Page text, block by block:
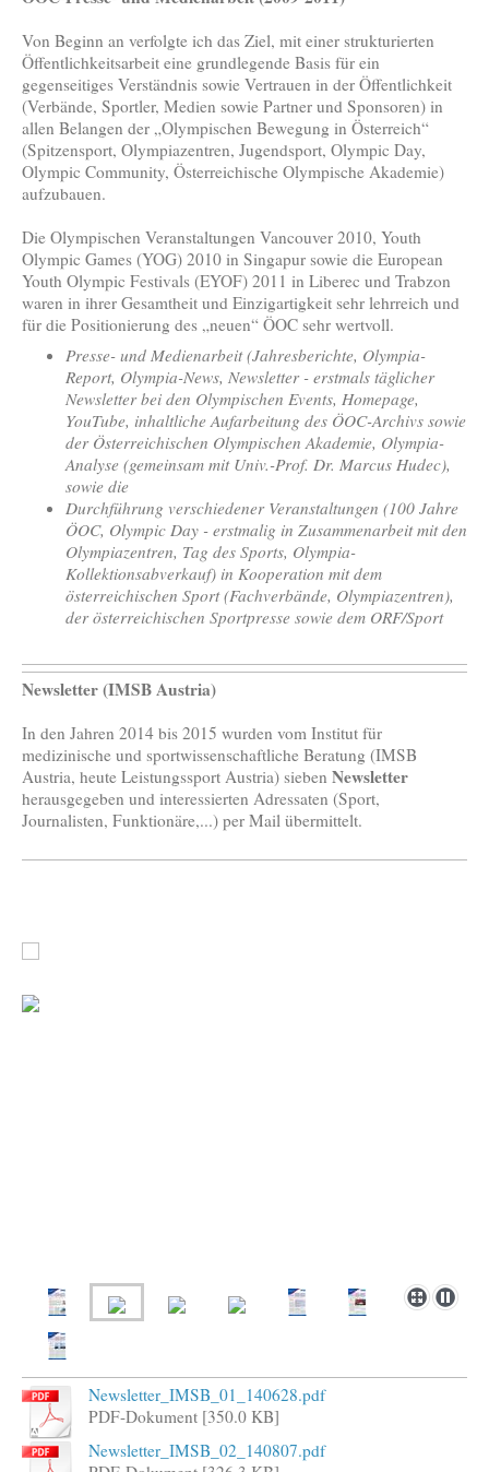
Von Beginn an verfolgte ich das Ziel, mit einer strukturierten
Öffentlichkeitsarbeit eine grundlegende Basis für ein
gegenseitiges Verständnis sowie Vertrauen in der Öffentlichkeit
(Verbände, Sportler, Medien sowie Partner und Sponsoren) in
allen Belangen der „Olympischen Bewegung in Österreich“
(Spitzensport, Olympiazentren, Jugendsport, Olympic Day,
Olympic Community, Österreichische Olympische Akademie)
aufzubauen.
Die Olympischen Veranstaltungen Vancouver 2010, Youth
Olympic Games (YOG) 2010 in Singapur sowie die European
Youth Olympic Festivals (EYOF) 2011 in Liberec und Trabzon
waren in ihrer Gesamtheit und Einzigartigkeit sehr lehrreich und
für die Positionierung des „neuen“ ÖOC sehr wertvoll.
Presse- und Medienarbeit (Jahresberichte, Olympia-
Report, Olympia-News, Newsletter - erstmals täglicher
Newsletter bei den Olympischen Events, Homepage,
YouTube, inhaltliche Aufarbeitung des ÖOC-Archivs sowie
der Österreichischen Olympischen Akademie, Olympia-
Analyse (gemeinsam mit Univ.-Prof. Dr. Marcus Hudec),
sowie die
Durchführung verschiedener Veranstaltungen (100 Jahre
ÖOC, Olympic Day - erstmalig in Zusammenarbeit mit den
Olympiazentren, Tag des Sports, Olympia-
Kollektionsabverkauf) in Kooperation mit dem
österreichischen Sport (Fachverbände, Olympiazentren),
der österreichischen Sportpresse sowie dem ORF/Sport
Newsletter (IMSB Austria)
In den Jahren 2014 bis 2015 wurden vom Institut für
medizinische und sportwissenschaftliche Beratung (IMSB
Austria, heute Leistungssport Austria) sieben Newsletter
herausgegeben und interessierten Adressaten (Sport,
Journalisten, Funktionäre,...) per Mail übermittelt.
Newsletter_IMSB_01_140628.pdf
PDF-Dokument [350.0 KB]
Newsletter_IMSB_02_140807.pdf